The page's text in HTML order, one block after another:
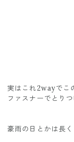
実はこれ2wayでこ
ファスナーでとり
豪雨の日とかは長